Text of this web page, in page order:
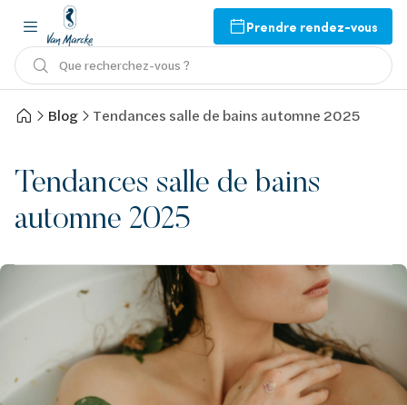
Prendre rendez-vous
Que recherchez-vous ?
Blog Tendances salle de bains automne 2025
Tendances salle de bains
automne 2025
Afbeelding